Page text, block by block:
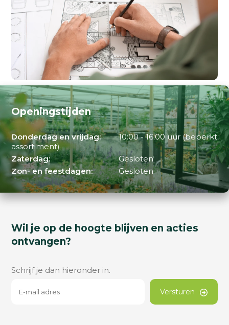
Openingstijden
Donderdag en vrijdag:
10:00 - 16:00 uur (beperkt
assortiment)
Zaterdag:
Gesloten
Zon- en feestdagen:
Gesloten
Wil je op de hoogte blijven en acties
ontvangen?
Schrijf je dan hieronder in.
Versturen